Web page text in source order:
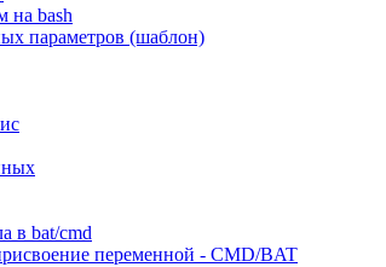
на bash
параметров (шаблон)
в bat/cmd
переменной - CMD/BAT